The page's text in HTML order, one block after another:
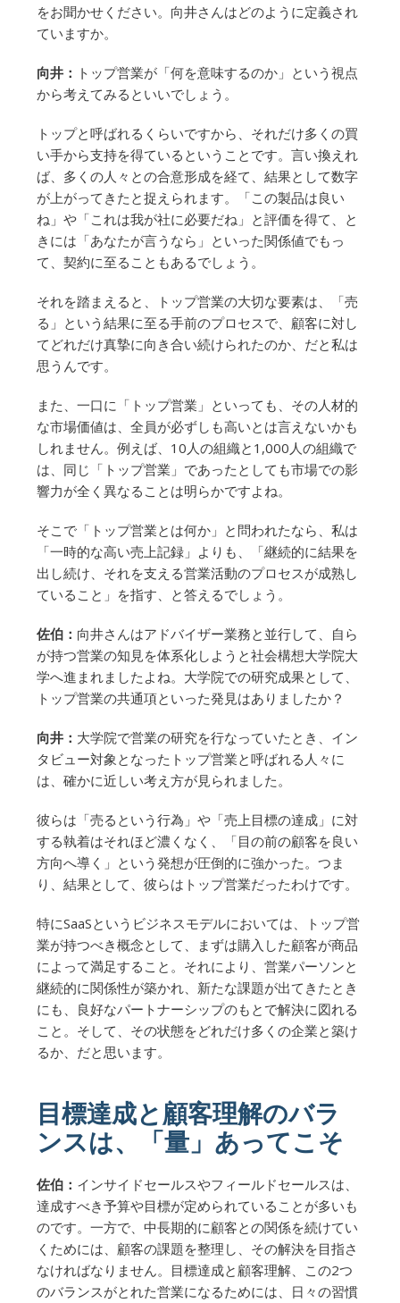
をお聞かせください。向井さんはどのように定義され
ていますか。
向井： トップ営業が「何を意味するのか」という視点
から考えてみるといいでしょう。
トップと呼ばれるくらいですから、それだけ多くの買
い手から支持を得ているということです。言い換えれ
ば、多くの人々との合意形成を経て、結果として数字
が上がってきたと捉えられます。「この製品は良い
ね」や「これは我が社に必要だね」と評価を得て、と
きには「あなたが言うなら」といった関係値でもっ
て、契約に至ることもあるでしょう。
それを踏まえると、トップ営業の大切な要素は、「売
る」という結果に至る手前のプロセスで、顧客に対し
てどれだけ真摯に向き合い続けられたのか、だと私は
思うんです。
また、一口に「トップ営業」といっても、その人材的
な市場価値は、全員が必ずしも高いとは言えないかも
しれません。例えば、10人の組織と1,000人の組織で
は、同じ「トップ営業」であったとしても市場での影
響力が全く異なることは明らかですよね。
そこで「トップ営業とは何か」と問われたなら、私は
「一時的な高い売上記録」よりも、「継続的に結果を
出し続け、それを支える営業活動のプロセスが成熟し
ていること」を指す、と答えるでしょう。
佐伯： 向井さんはアドバイザー業務と並行して、自ら
が持つ営業の知見を体系化しようと社会構想大学院大
学へ進まれましたよね。大学院での研究成果として、
トップ営業の共通項といった発見はありましたか？
向井： 大学院で営業の研究を行なっていたとき、イン
タビュー対象となったトップ営業と呼ばれる人々に
は、確かに近しい考え方が見られました。
彼らは「売るという行為」や「売上目標の達成」に対
する執着はそれほど濃くなく、「目の前の顧客を良い
方向へ導く」という発想が圧倒的に強かった。つま
り、結果として、彼らはトップ営業だったわけです。
特にSaaSというビジネスモデルにおいては、トップ営
業が持つべき概念として、まずは購入した顧客が商品
によって満足すること。それにより、営業パーソンと
継続的に関係性が築かれ、新たな課題が出てきたとき
にも、良好なパートナーシップのもとで解決に図れる
こと。そして、その状態をどれだけ多くの企業と築け
るか、だと思います。
目標達成と顧客理解のバラ
ンスは、「量」あってこそ
佐伯： インサイドセールスやフィールドセールスは、
達成すべき予算や目標が定められていることが多いも
のです。一方で、中長期的に顧客との関係を続けてい
くためには、顧客の課題を整理し、その解決を目指さ
なければなりません。目標達成と顧客理解、この2つ
のバランスがとれた営業になるためには、日々の習慣